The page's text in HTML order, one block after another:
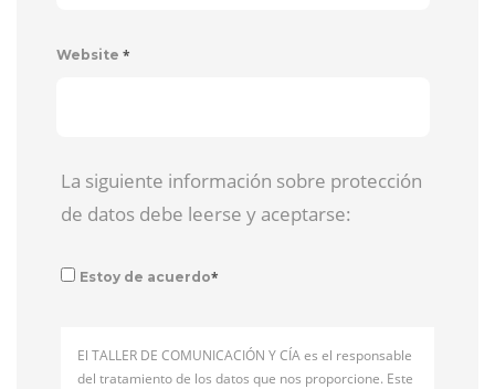
Website *
La siguiente información sobre protección
de datos debe leerse y aceptarse:
Estoy de acuerdo*
El TALLER DE COMUNICACIÓN Y CÍA es el responsable
del tratamiento de los datos que nos proporcione. Este